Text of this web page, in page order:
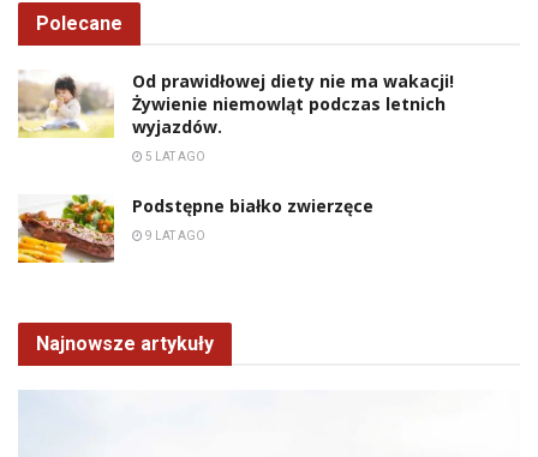
Polecane
Od prawidłowej diety nie ma wakacji!
Żywienie niemowląt podczas letnich
wyjazdów.
5 LAT AGO
Podstępne białko zwierzęce
9 LAT AGO
Najnowsze artykuły